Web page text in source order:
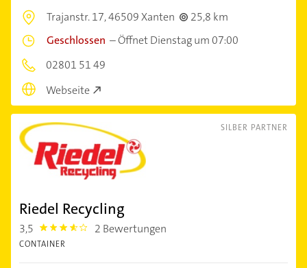
Trajanstr. 17,46509 Xanten
25,8 km
Geschlossen –Öffnet Dienstag um 07:00
02801 51 49
Webseite
SILBER PARTNER
Riedel Recycling
3,5 3.5 2 Bewertungen
CONTAINER